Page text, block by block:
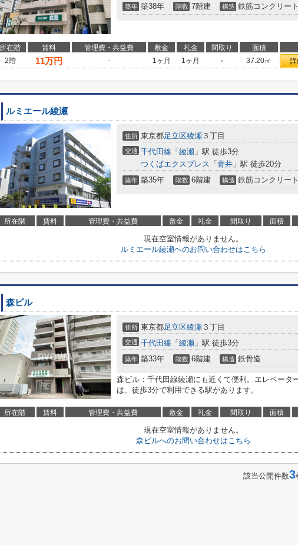
築年 築38年 階数 7階建 構造 鉄筋コンクリート
所在階 賃料 管理費・共益費 敷金 礼金 間取り 面積
2階
11万円 - 1ヶ月 1ヶ月 - 37.20㎡
ルミエール綾瀬
住所 東京都足立区綾瀬 ３丁目
交通 千代田線 「 綾瀬 」駅 徒歩3分
つくばエクスプレス 「 青井 」駅 徒歩20分
築年 築35年 階数 6階建 構造 鉄筋コンクリート
所在階 賃料 管理費・共益費 敷金 礼金 間取り 面積
現在空室情報がありません。
ルミエール綾瀬へのお問い合わせはこちら
森ビル
住所 東京都足立区綾瀬 ３丁目
交通 千代田線 「 綾瀬 」駅 徒歩3分
築年 築33年 階数 6階建 構造 鉄骨造
森ビル：千代田線綾瀬にも近くて便利。エレベータ
は、徒歩3分で利用できる駅があります。
所在階 賃料 管理費・共益費 敷金 礼金 間取り 面積
現在空室情報がありません。
森ビルへのお問い合わせはこちら
該当公開件数3